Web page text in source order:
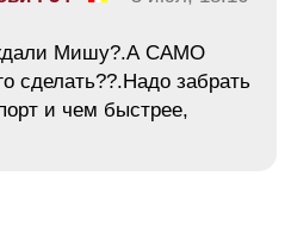
Мишу?.А САМО
сделать??.Надо забрать
и чем быстрее,